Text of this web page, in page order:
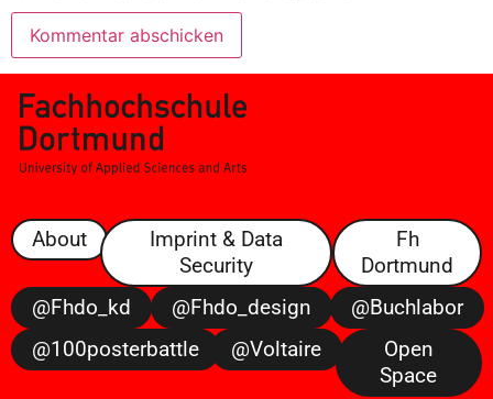
About
Imprint & Data
Security
Fh
Dortmund
@fhdo_kd
@fhdo_design
@buchlabor
@100posterbattle
@voltaire
Open
Space